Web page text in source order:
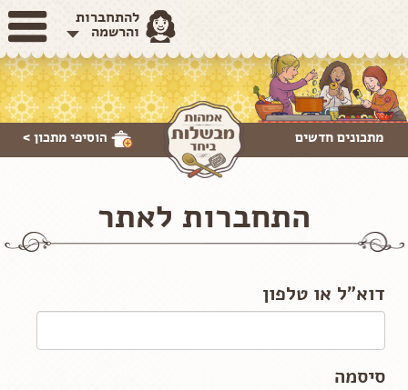
להתחברות
והרשמה
הוסיפי מתכון > מתכונים חדשים
התחברות לאתר
דוא"ל או טלפון
סיסמה